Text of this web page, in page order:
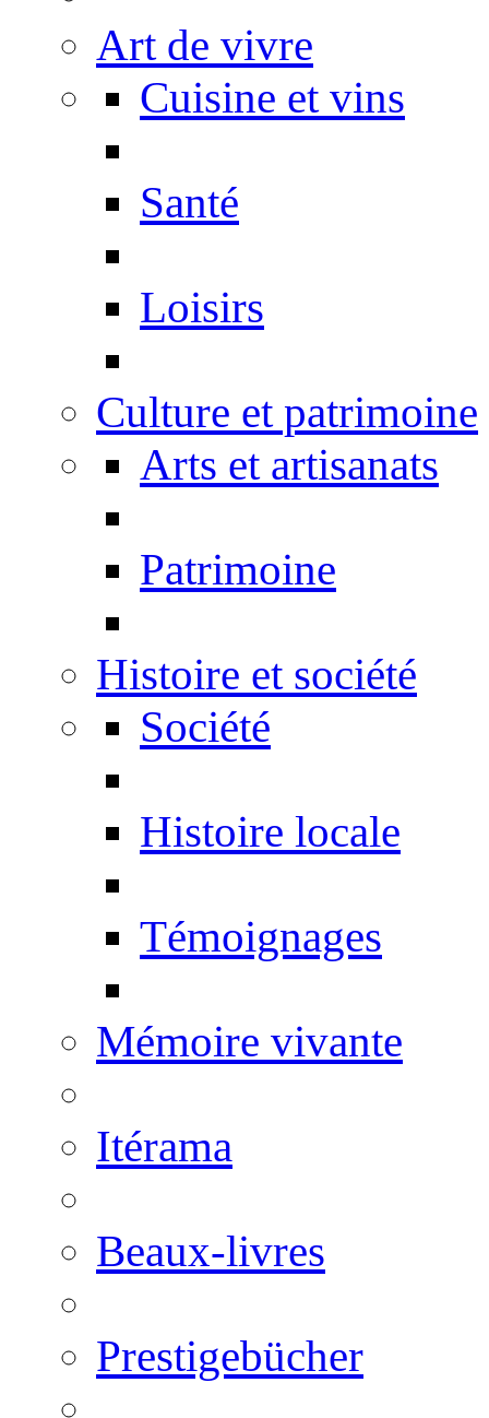
Art de vivre
Cuisine et vins
Santé
Loisirs
Culture et patrimoine
Arts et artisanats
Patrimoine
Histoire et société
Société
Histoire locale
Témoignages
Mémoire vivante
Itérama
Beaux-livres
Prestigebücher